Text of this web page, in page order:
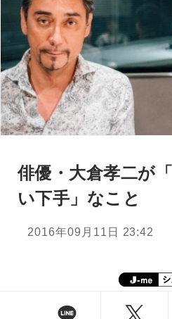
俳優・大倉孝二が
い下手」なこと
2016年09月11日 23:42